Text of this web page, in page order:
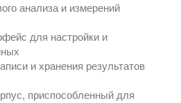
анализа и измерений
для настройки и
и хранения результатов
приспособленный для